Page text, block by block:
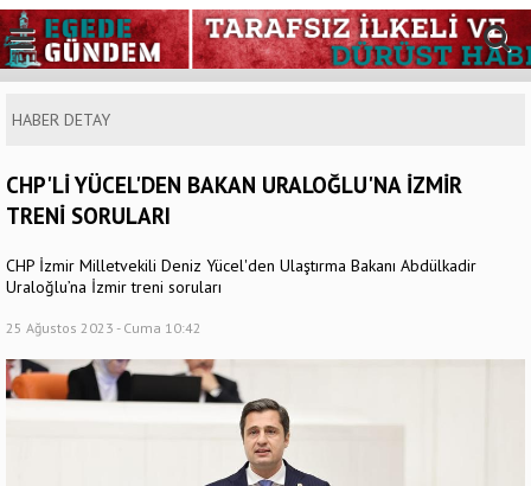
HABER DETAY
CHP'Lİ YÜCEL'DEN BAKAN URALOĞLU'NA İZMİR
TRENİ SORULARI
CHP İzmir Milletvekili Deniz Yücel'den Ulaştırma Bakanı Abdülkadir
Uraloğlu’na İzmir treni soruları
25 Ağustos 2023 - Cuma 10:42